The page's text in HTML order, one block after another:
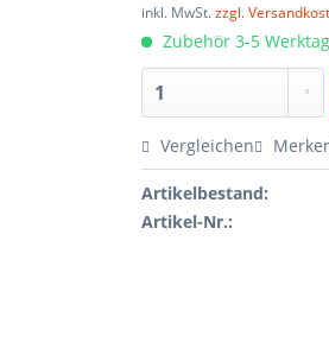
inkl. MwSt.zzgl.
Zubehör 3-5
Vergleichen
Artikelbestand:
Artikel-Nr.: